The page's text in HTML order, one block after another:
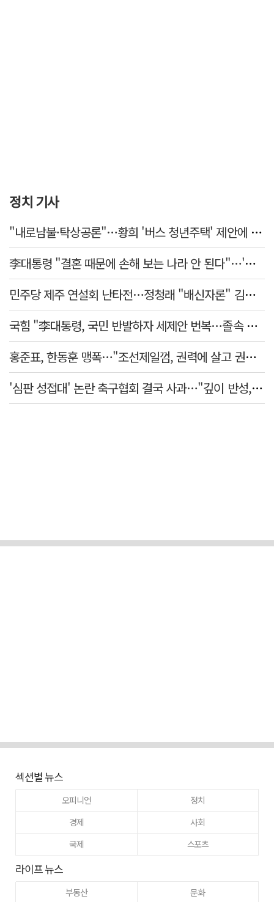
정치 기사
"내로남불·탁상공론"…황희 '버스 청년주택' 제안에 與 내부서도 쓴소리
李대통령 "결혼 때문에 손해 보는 나라 안 된다"…'결혼 페널티' 22개 손본다
민주당 제주 연설회 난타전…정청래 "배신자론" 김민석 "관리 무능"
국힘 "李대통령, 국민 반발하자 세제안 번복…졸속 국정 즉각 중단"
홍준표, 한동훈 맹폭…"조선제일껌, 권력에 살고 권력에 죽었다"
'심판 성접대' 논란 축구협회 결국 사과…"깊이 반성, 쇄신하겠다"
섹션별 뉴스
오피니언
정치
경제
사회
국제
스포츠
라이프 뉴스
부동산 문화